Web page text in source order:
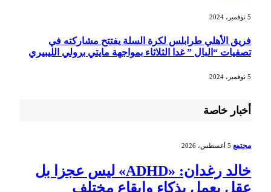
فريق الأهلي طرابلس لكرة السلة يفتتح مشاركته في
تصفيات “البال ” غدا الثلاثاء بمواجهة مايتي برولي الليبيري
أخبار خاصة
مجتمع 5 أغسطس، 2026
خالد رغدان: «ADHD» ليس عجزا بل
عقل يعمل بذكاء وإيقاع مختلف